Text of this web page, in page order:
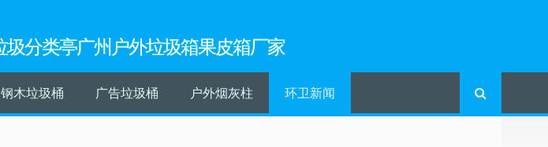
圾分类亭广州户外垃圾箱果皮箱厂家
钢木垃圾桶 广告垃圾桶 户外烟灰柱 环卫新闻